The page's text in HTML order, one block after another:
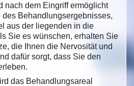
nach dem Eingriff ermöglicht
Behandlungsergebnisses,
aus der liegenden in die
Sie es wünschen, erhalten Sie
die Ihnen die Nervosität und
dafür sorgt, dass Sie den
das Behandlungsareal